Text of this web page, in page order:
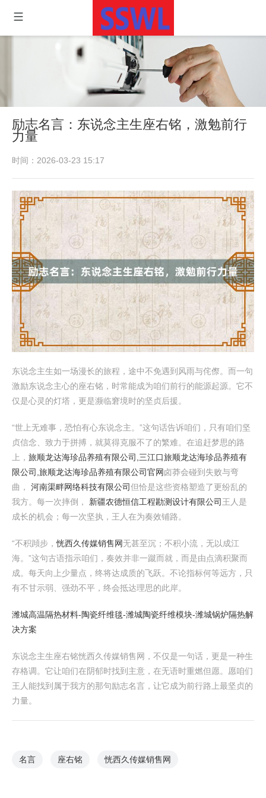
励志名言：东说念主生座右铭，激勉前行
力量
时间：2026-03-23 15:17
东说念主生如一场漫长的旅程，途中不免遇到风雨与侘傺。而一句
激励东说念主心的座右铭，时常能成为咱们前行的能源起源。它不
仅是心灵的灯塔，更是濒临窘境时的坚贞后援。
“世上无难事，恐怕有心东说念主。”这句话告诉咱们，只有咱们坚
贞信念、致力于拼搏，就莫得克服不了的繁难。在追赶梦思的路
上， 旅顺龙达海珍品养殖有限公司,三江口旅顺龙达海珍品养殖有
限公司,旅顺龙达海珍品养殖有限公司官网卤莽会碰到失败与弯
曲， 河南渠畔网络科技有限公司但恰是这些资格塑造了更纷乱的
我方。每一次摔倒， 新疆农德恒信工程勘测设计有限公司 王人是
成长的机会；每一次坚执，王人在为奏效铺路。
“不积蹞步，恍西久传媒销售网无甚至沉；不积小流，无以成江
海。”这句古语指示咱们，奏效并非一蹴而就，而是由点滴积聚而
成。每天向上少量点，终将达成质的飞跃。不论指标何等远方，只
有不甘示弱、强劲不平，终会抵达理思的此岸。
潍城高温隔热材料-陶瓷纤维毯-潍城陶瓷纤维模块-潍城锅炉隔热解
决方案
东说念主生座右铭恍西久传媒销售网，不仅是一句话，更是一种生
存格调。它让咱们在阴郁时找到主意，在无语时重燃但愿。愿咱们
王人能找到属于我方的那句励志名言，让它成为前行路上最坚贞的
力量。
名言 座右铭 恍西久传媒销售网